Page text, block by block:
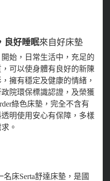
良好睡眠來自好床墊
始，日常生活中，充足的
可以使身體有良好的新陳
擁有穩定及健康的情緒，
院環保標識認證，及榮獲
綠色床墊，完全不含有
明使用安心有保障，多樣
。
床Serta舒達床墊，是國